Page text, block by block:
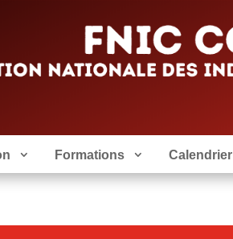
Formations Calendrier